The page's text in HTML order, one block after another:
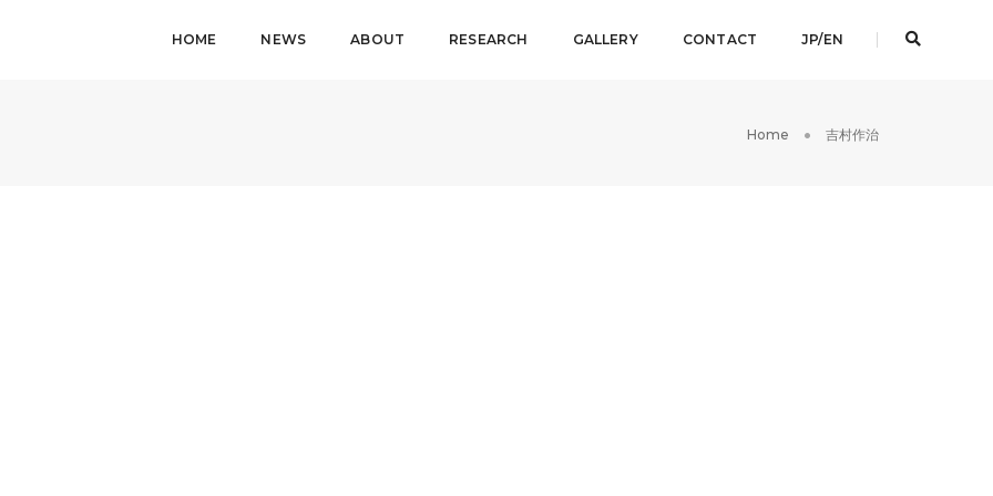
HOME NEWS ABOUT RESEARCH GALLERY CONTACT JP/EN
Home 吉村作治